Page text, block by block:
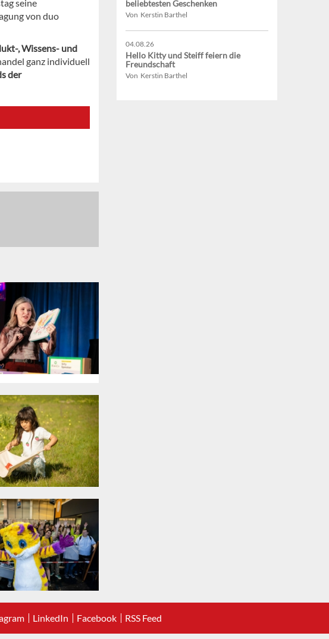
seine
von duo
, Wissens- und
ganz individuell
der
beliebtesten Geschenken
Von Kerstin Barthel
04.08.26
Hello Kitty und Steiff feiern die
Freundschaft
Von Kerstin Barthel
LinkedIn Facebook RSS Feed